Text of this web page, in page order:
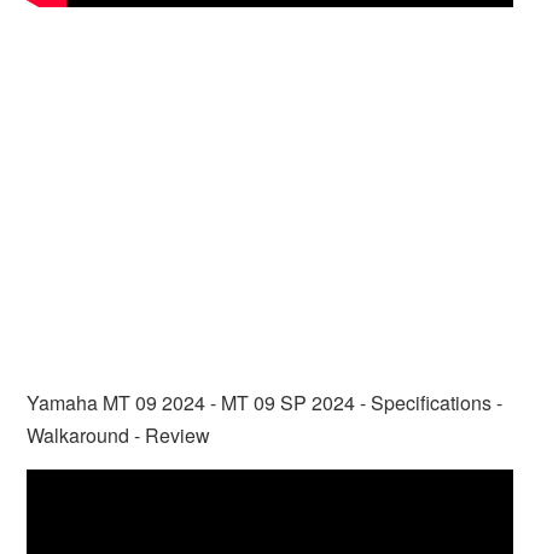
Yamaha MT 09 2024 - MT 09 SP 2024 - Specifications -
Walkaround - Review